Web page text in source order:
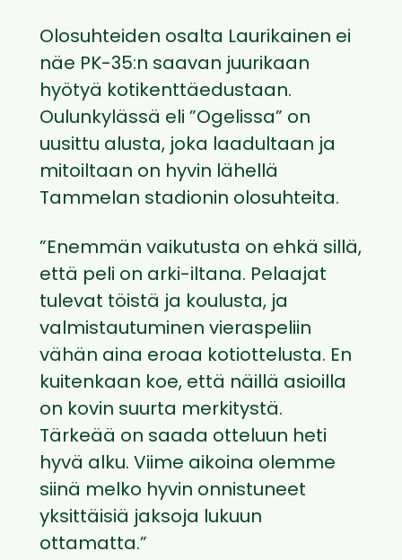
Olosuhteiden osalta Laurikainen ei
näe PK-35:n saavan juurikaan
hyötyä kotikenttäedustaan.
Oulunkylässä eli ”Ogelissa” on
uusittu alusta, joka laadultaan ja
mitoiltaan on hyvin lähellä
Tammelan stadionin olosuhteita.
”Enemmän vaikutusta on ehkä sillä,
että peli on arki-iltana. Pelaajat
tulevat töistä ja koulusta, ja
valmistautuminen vieraspeliin
vähän aina eroaa kotiottelusta. En
kuitenkaan koe, että näillä asioilla
on kovin suurta merkitystä.
Tärkeää on saada otteluun heti
hyvä alku. Viime aikoina olemme
siinä melko hyvin onnistuneet
yksittäisiä jaksoja lukuun
ottamatta.”